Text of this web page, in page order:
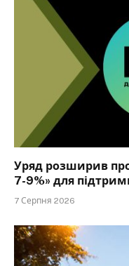
Уряд розширив
7-9%» для
7 Серпня 2026